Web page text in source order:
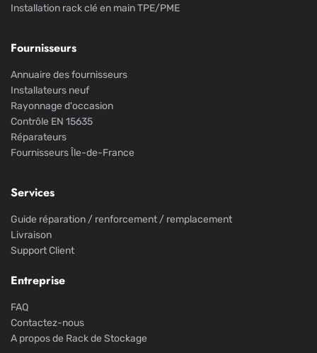
Installation rack clé en main TPE/PME
Fournisseurs
Annuaire des fournisseurs
Installateurs neuf
Rayonnage d'occasion
Contrôle EN 15635
Réparateurs
Fournisseurs Île-de-France
Services
Guide réparation / renforcement / remplacement
Livraison
Support Client
Entreprise
FAQ
Contactez-nous
A propos de Rack de Stockage